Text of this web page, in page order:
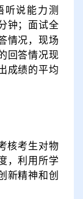
听说能力测
钟； 面试全
情况，现场
回答情况现
成绩的平均
核考生对物
，利用所学
新精神和创